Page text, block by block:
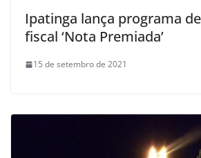
Ipatinga lança programa
fiscal ‘Nota Premiada’
15 de setembro de 2021